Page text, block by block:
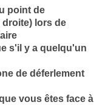
point de
droite) lors de
s'il y a quelqu'un
de déferlement
vous êtes face à